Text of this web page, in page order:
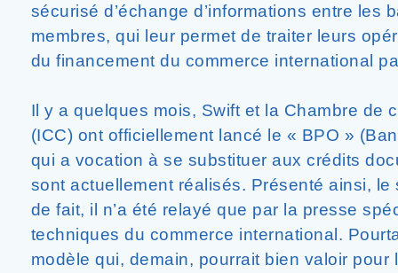
sécurisé d’échange d’informations entre les
membres, qui leur permet de traiter leurs
du financement du commerce international
Il y a quelques mois, Swift et la Chambre de
(ICC) ont officiellement lancé le « BPO »
qui a vocation à se substituer aux crédits
sont actuellement réalisés. Présenté ainsi,
de fait, il n’a été relayé que par la presse
techniques du commerce international.
modèle qui, demain, pourrait bien valoir pour